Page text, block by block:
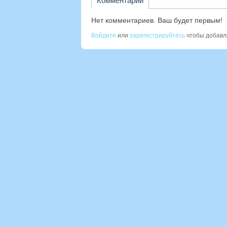
Нет комментариев. Ваш будет первым!
Войдите или зарегистрируйтесь чтобы